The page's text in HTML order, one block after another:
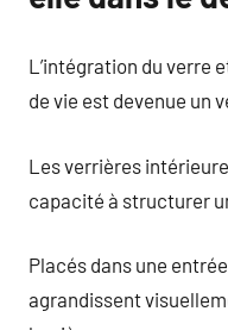
L’intégration du verre
de vie est devenue un
Les verrières
capacité à structurer
Placés dans une
agrandissent